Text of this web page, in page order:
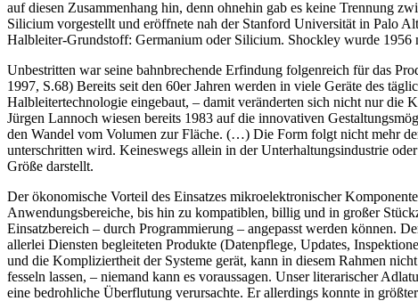
auf diesen Zusammenhang hin, denn ohnehin gab es keine Trennung
Silicium vorgestellt und eröffnete nah der Stanford Universität in Palo
Halbleiter-Grundstoff: Germanium oder Silicium. Shockley wurde 1956
Unbestritten war seine bahnbrechende Erfindung folgenreich für das
1997, S.68) Bereits seit den 60er Jahren werden in viele Geräte des
Halbleitertechnologie eingebaut, – damit veränderten sich nicht nur die
Jürgen Lannoch wiesen bereits 1983 auf die innovativen
den Wandel vom Volumen zur Fläche. (…) Die Form folgt nicht mehr
unterschritten wird. Keineswegs allein in der Unterhaltungsindustrie
Größe darstellt.
Der ökonomische Vorteil des Einsatzes mikroelektronischer
Anwendungsbereiche, bis hin zu kompatiblen, billig und in großer
Einsatzbereich – durch Programmierung – angepasst werden können.
allerlei Diensten begleiteten Produkte (Datenpflege, Updates,
und die Kompliziertheit der Systeme gerät, kann in diesem Rahmen
fesseln lassen, – niemand kann es voraussagen. Unser literarischer
eine bedrohliche Überflutung verursachte. Er allerdings konnte in